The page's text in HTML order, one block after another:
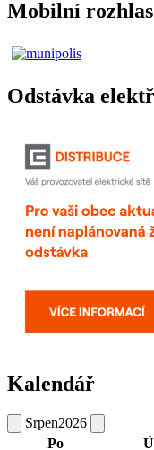
Mobilní rozhlas
Odstávka
Kalendář
Srpen2026
Po